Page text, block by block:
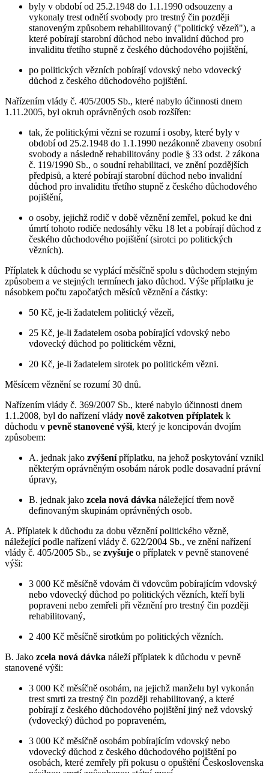
byly v období od 25.2.1948 do 1.1.1990 odsouzeny a
vykonaly trest odnětí svobody pro trestný čin později
stanoveným způsobem rehabilitovaný ("politický vězeň"), a
které pobírají starobní důchod nebo invalidní důchod pro
invaliditu třetího stupně z českého důchodového pojištění,
po politických vězních pobírají vdovský nebo vdovecký
důchod z českého důchodového pojištění.
Nařízením vlády č. 405/2005 Sb., které nabylo účinnosti dnem
1.11.2005, byl okruh oprávněných osob rozšířen:
tak, že politickými vězni se rozumí i osoby, které byly v
období od 25.2.1948 do 1.1.1990 nezákonně zbaveny osobní
svobody a následně rehabilitovány podle § 33 odst. 2 zákona
č. 119/1990 Sb., o soudní rehabilitaci, ve znění pozdějších
předpisů, a které pobírají starobní důchod nebo invalidní
důchod pro invaliditu třetího stupně z českého důchodového
pojištění,
o osoby, jejichž rodič v době věznění zemřel, pokud ke dni
úmrtí tohoto rodiče nedosáhly věku 18 let a pobírají důchod z
českého důchodového pojištění (sirotci po politických
vězních).
Příplatek k důchodu se vyplácí měsíčně spolu s důchodem stejným
způsobem a ve stejných termínech jako důchod. Výše příplatku je
násobkem počtu započatých měsíců věznění a částky:
50 Kč, je-li žadatelem politický vězeň,
25 Kč, je-li žadatelem osoba pobírající vdovský nebo
vdovecký důchod po politickém vězni,
20 Kč, je-li žadatelem sirotek po politickém vězni.
Měsícem věznění se rozumí 30 dnů.
Nařízením vlády č. 369/2007 Sb., které nabylo účinnosti dnem
1.1.2008, byl do nařízení vlády nově zakotven příplatek k
důchodu v pevně stanovené výši, který je koncipován dvojím
způsobem:
A. jednak jako zvýšenípříplatku, na jehož poskytování vznikl
některým oprávněným osobám nárok podle dosavadní právní
úpravy,
B. jednak jako zcela nová dávka náležející třem nově
definovaným skupinám oprávněných osob.
A. Příplatek k důchodu za dobu věznění politického vězně,
náležející podle nařízení vlády č. 622/2004 Sb., ve znění nařízení
vlády č. 405/2005 Sb., se zvyšuje o příplatek v pevně stanovené
výši:
3 000 Kč měsíčně vdovám či vdovcům pobírajícím vdovský
nebo vdovecký důchod po politických vězních, kteří byli
popraveni nebo zemřeli při věznění pro trestný čin později
rehabilitovaný,
2 400 Kč měsíčně sirotkům po politických vězních.
B. Jako zcela nová dávka náleží příplatek k důchodu v pevně
stanovené výši:
3 000 Kč měsíčně osobám, na jejichž manželu byl vykonán
trest smrti za trestný čin později rehabilitovaný, a které
pobírají z českého důchodového pojištění jiný než vdovský
(vdovecký) důchod po popraveném,
3 000 Kč měsíčně osobám pobírajícím vdovský nebo
vdovecký důchod z českého důchodového pojištění po
osobách, které zemřely při pokusu o opuštění Československa